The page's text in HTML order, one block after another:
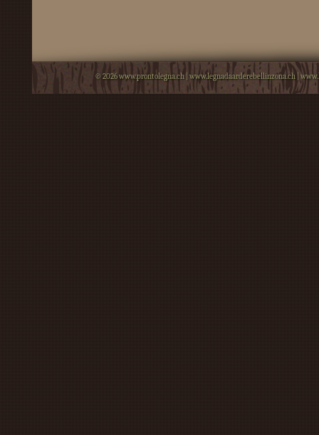
© 2026www.prontolegna.ch| www.legnadaarderebellinzona.ch|